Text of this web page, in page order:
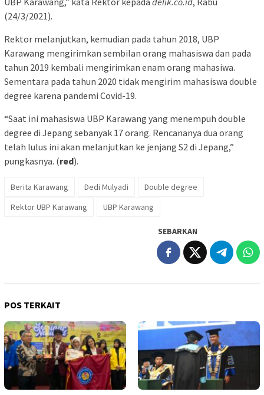
(24/3/2021).
Rektor melanjutkan, kemudian pada tahun 2018, UBP
Karawang mengirimkan sembilan orang mahasiswa dan pada
tahun 2019 kembali mengirimkan enam orang mahasiwa.
Sementara pada tahun 2020 tidak mengirim mahasiswa double
degree karena pandemi Covid-19.
“Saat ini mahasiswa UBP Karawang yang menempuh double
degree di Jepang sebanyak 17 orang. Rencananya dua orang
telah lulus ini akan melanjutkan ke jenjang S2 di Jepang,”
pungkasnya. (red).
Berita Karawang Dedi Mulyadi
Double degree
Rektor UBP Karawang
UBP Karawang
SEBARKAN
POS TERKAIT